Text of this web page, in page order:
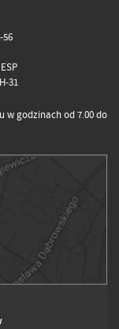
56
31
w godzinach od 7.00 do